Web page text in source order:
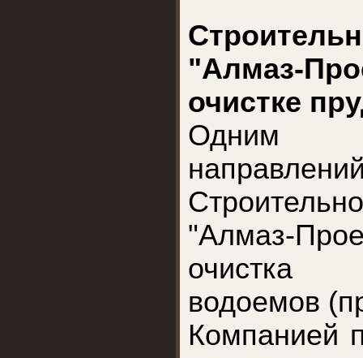
"Алмаз-
очистке
Одним
"Алмаз-
очистка
водоемов
Компанией